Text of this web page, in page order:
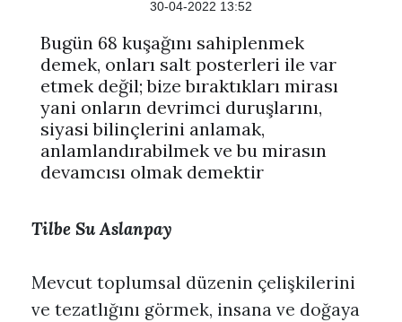
30-04-2022 13:52
Bugün 68 kuşağını sahiplenmek
demek, onları salt posterleri ile var
etmek değil; bize bıraktıkları mirası
yani onların devrimci duruşlarını,
siyasi bilinçlerini anlamak,
anlamlandırabilmek ve bu mirasın
devamcısı olmak demektir
Tilbe Su Aslanpay
Mevcut toplumsal düzenin çelişkilerini
ve tezatlığını görmek, insana ve doğaya